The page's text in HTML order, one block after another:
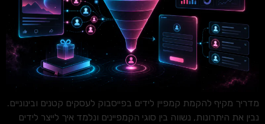
מדריך מקיף להקמת קמפיין לידים בפייסבוק לעסקים קטנים ובינוניים.
נבין את היתרונות, נשווה בין סוגי הקמפיינים ונלמד איך לייצר לידים